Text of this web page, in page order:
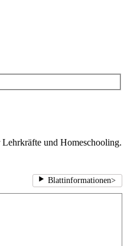
Lehrkräfte und Homeschooling.
Blattinformationen>